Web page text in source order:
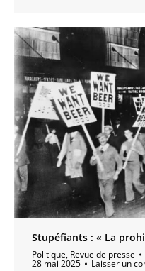
Stupéfiants : « La
Politique, Revue de presse
28 mai 2025 Laisser un